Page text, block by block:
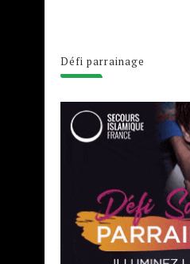
Défi parrainage